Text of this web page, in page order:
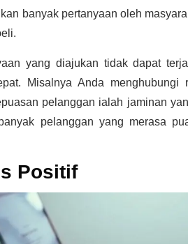
banyak pertanyaan oleh
yang diajukan tidak dapat
Misalnya Anda menghubungi
pelanggan ialah jaminan
pelanggan yang merasa
Positif